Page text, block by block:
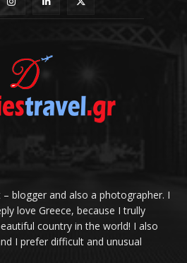
blogger and also a photographer. I
love Greece, because I trully
country in the world! I also
I prefer difficult and unusual